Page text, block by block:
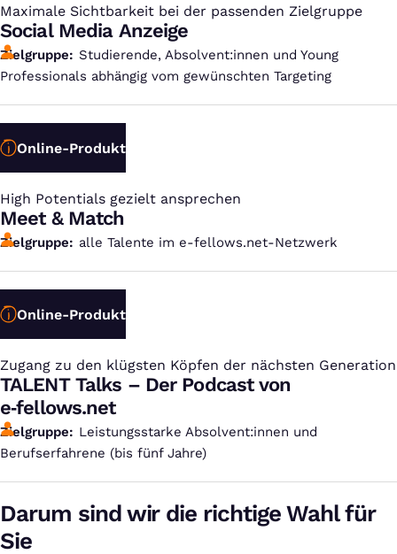
Maximale Sichtbarkeit bei der passenden Zielgruppe
:
Social Media Anzeige
Zielgruppe
Studierende, Absolvent:innen und Young
Professionals abhängig vom gewünschten Targeting
Online-Produkt
High Potentials gezielt ansprechen
:
Meet & Match
Zielgruppe alle Talente im e-fellows.net-Netzwerk
Online-Produkt
Zugang zu den klügsten Köpfen der nächsten Generation
:
TALENT Talks – Der Podcast von
e‑fellows.net
Zielgruppe
Leistungsstarke Absolvent:innen und
Berufserfahrene (bis fünf Jahre)
Darum sind wir die richtige Wahl für
Sie